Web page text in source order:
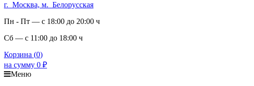
г. Москва, м. Белорусская
Пн - Пт — с 18:00 до 20:00 ч
Сб — с 11:00 до 18:00 ч
Корзина (0)
на сумму 0 ₽
Меню